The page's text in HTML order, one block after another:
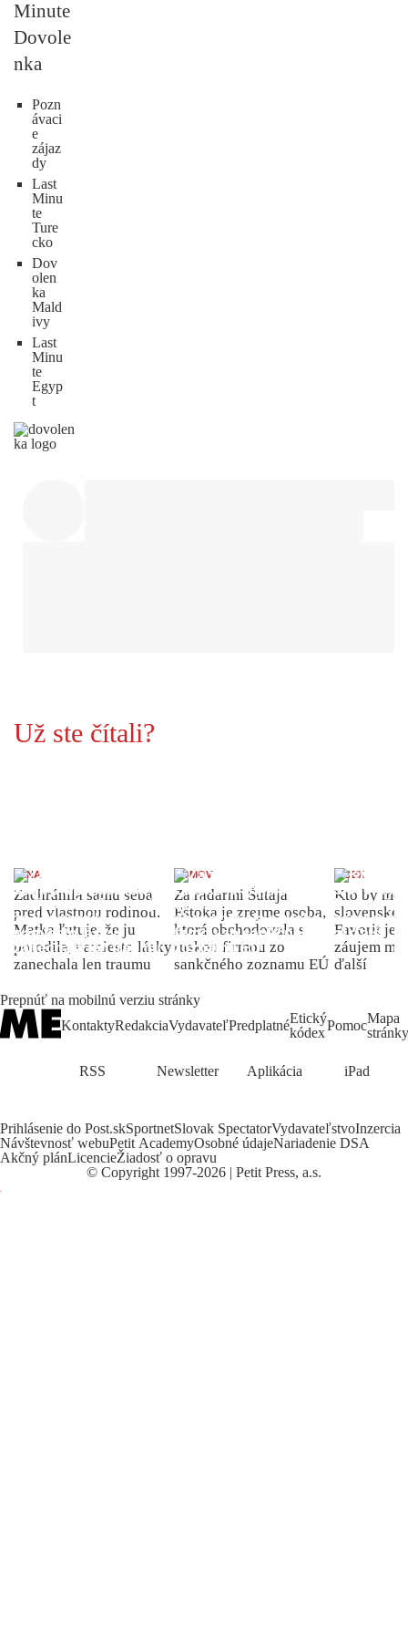
Minute
Dovole
nka
Pozn
ávaci
e
zájaz
dy
Last
Minu
te
Ture
cko
Dov
olen
ka
Mald
ivy
Last
Minu
te
Egyp
t
Už ste čítali?
ŽENA
Zachránila samu seba
pred vlastnou rodinou.
Matka ľutuje, že ju
porodila, namiesto lásky
zanechala len traumu
DOMOV
Za radarmi Šutaja
Eštoka je zrejme osoba,
ktorá obchodovala s
ruskou firmou zo
sankčného zoznamu EÚ
INDEX
Kto by
slovenské
Favorit je
záujem
ďalší
Prepnúť na mobilnú verziu stránky
KontaktyRedakciaVydavateľPredplatnéEtický
kódexPomocMapa
stránky
RSS Newsletter Aplikácia iPad
Prihlásenie do Post.skSportnetSlovak SpectatorVydavateľstvoInzercia
Návštevnosť webuPetit AcademyOsobné údajeNariadenie DSA
Akčný plánLicencieŽiadosť o opravu
© Copyright 1997-2026 | Petit Press, a.s.